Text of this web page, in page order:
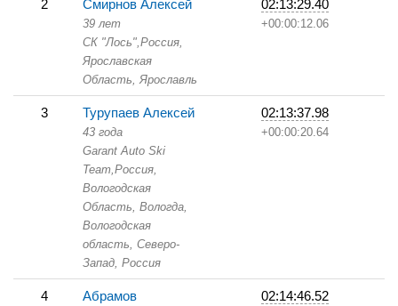
2 Смирнов Алексей
39 лет
СК "Лось",Россия,
Ярославская
Область, Ярославль
02:13:29.40
+00:00:12.06
3 Турупаев Алексей
43 года
Garant Auto Ski
Team,Россия,
Вологодская
Область, Вологда,
Вологодская
область, Северо-
Запад, Россия
02:13:37.98
+00:00:20.64
4
Абрамов
02:14:46.52